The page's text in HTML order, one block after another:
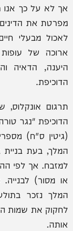
אך לא על כך
מפרטת את
לאכול מבעלי
ארוכה של
היענה, הדאיה
הדוכיפת.
תרגום אונקלוס,
הדוכיפת "נגר
(גיטין ס"ח)
המלך, בעת
למזבח. אך לפי
או מסור)
המלך נזכר
לחקוק את שמות
אותה.